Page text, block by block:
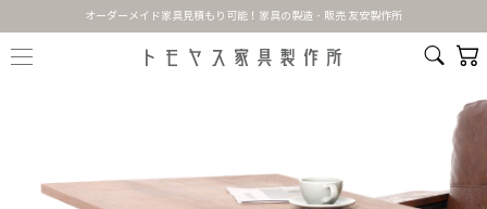
オーダーメイド家具見積もり可能！家具の製造・販売 友安製作所